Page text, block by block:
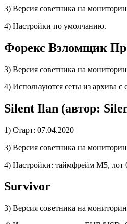
3) Версия советника на
4) Настройки по умолчанию.
Форекс Взломщик
3) Версия советника на
4) Используются сеты из архива с
Silent Ilan (автор:
1) Старт: 07.04.2020
3) Версия советника на
4) Настройки: таймфрейм M5, лот
Survivor
3) Версия советника на